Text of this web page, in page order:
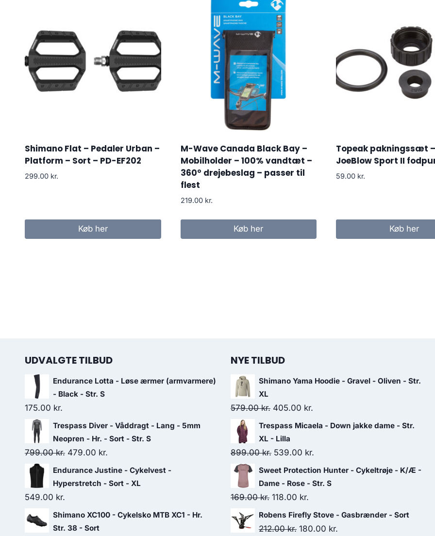
Shimano Flat – Pedaler Urban –
Platform – Sort – PD-EF202
299.00 kr.
Køb her
M-Wave Canada Black Bay –
Mobilholder – 100% vandtæt –
360° drejebeslag – passer til
flest
219.00 kr.
Køb her
Topeak pakningssæt
JoeBlow Sport II
59.00 kr.
Køb her
UDVALGTE TILBUD
Endurance Lotta - Løse ærmer (armvarmere)
- Black - Str. S
175.00 kr.
Trespass Diver - Våddragt - Lang - 5mm
Neopren - Hr. - Sort - Str. S
799.00kr. Original
price
was:
479.00 kr.
price
is:
Endurance Justine - Cykelvest -
Hyperstretch - Sort - XL
549.00 kr.
Shimano XC100 - Cykelsko MTB XC1 - Hr.
Str. 38 - Sort
NYE TILBUD
Shimano Yama Hoodie - Gravel - Oliven - Str.
XL
579.00kr. Original
price
was:
579.00 kr..
405.00 kr.
price
Trespass Micaela - Down jakke dame - Str.
XL - Lilla
899.00kr. Original
price
was:
899.00 kr..
539.00 kr.
price
is:
Sweet Protection Hunter - Cykeltrøje - K/Æ -
Dame - Rose - Str. S
169.00kr. Original
price
was:
118.00 kr.
price
is:
Robens Firefly Stove - Gasbrænder - Sort
212.00kr. Original
180.00 kr.